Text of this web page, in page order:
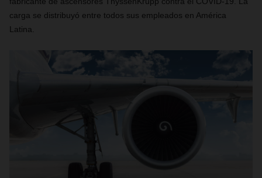
carga se distribuyó entre todos sus empleados en América
Latina.